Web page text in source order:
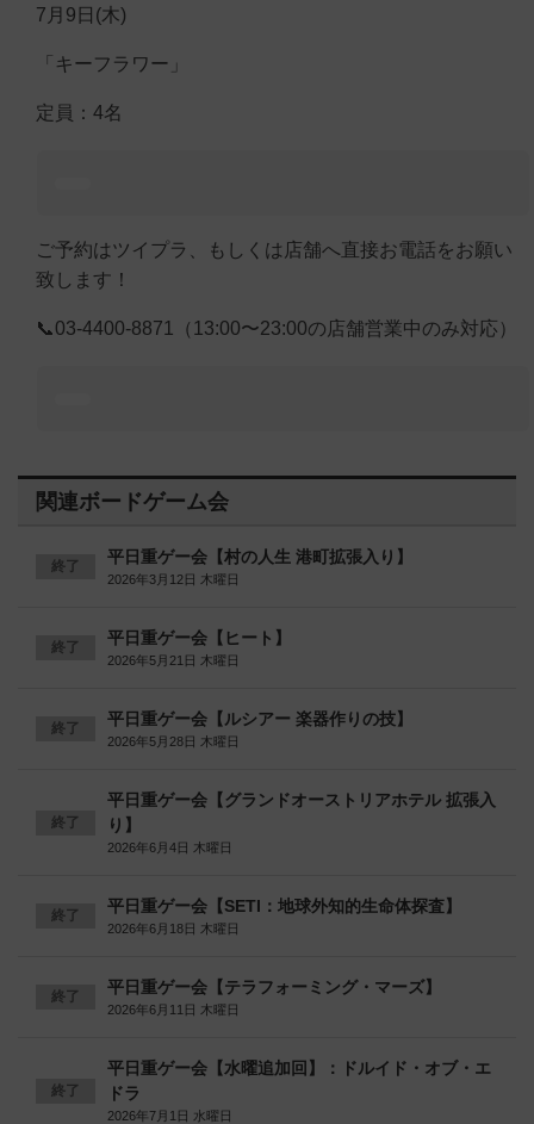
7月9日(木)
「キーフラワー」
定員：4名
ご予約はツイプラ、もしくは店舗へ直接お電話をお願い
致します！
📞03-4400-8871（13:00〜23:00の店舗営業中のみ対応）
関連ボードゲーム会
終了 平日重ゲー会【村の人生 港町拡張入り】
2026年3月12日 木曜日
終了 平日重ゲー会【ヒート】
2026年5月21日 木曜日
終了 平日重ゲー会【ルシアー 楽器作りの技】
2026年5月28日 木曜日
終了
平日重ゲー会【グランドオーストリアホテル 拡張入
り】
2026年6月4日 木曜日
終了 平日重ゲー会【SETI：地球外知的生命体探査】
2026年6月18日 木曜日
終了 平日重ゲー会【テラフォーミング・マーズ】
2026年6月11日 木曜日
終了
平日重ゲー会【水曜追加回】：ドルイド・オブ・エ
ドラ
2026年7月1日 水曜日